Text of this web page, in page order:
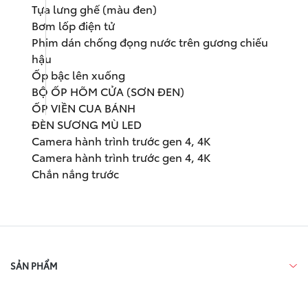
Tựa lưng ghế (màu đen)
Bơm lốp điện tử
Phim dán chống đọng nước trên gương chiếu
hậu
Ốp bậc lên xuống
BỘ ỐP HÕM CỬA (SƠN ĐEN)
ỐP VIỀN CUA BÁNH
ĐÈN SƯƠNG MÙ LED
Camera hành trình trước gen 4, 4K
Camera hành trình trước gen 4, 4K
Chắn nắng trước
SẢN PHẨM